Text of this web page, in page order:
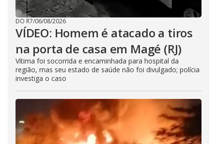
DO R7/06/08/2026
VÍDEO: Homem é atacado a tiros
na porta de casa em Magé (RJ)
Vítima foi socorrida e encaminhada para hospital da
região, mas seu estado de saúde não foi divulgado; polícia
investiga o caso